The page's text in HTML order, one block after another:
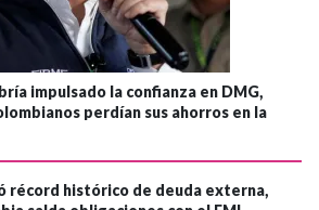
impulsado la confianza en DMG,
perdían sus ahorros en la
récord histórico de deuda externa,